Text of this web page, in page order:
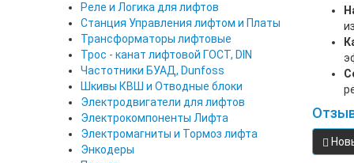
Реле и Логика для лифтов
Станция Управления лифтом и Платы
Трансформаторы лифтовые
Трос - канат лифтовой ГОСТ, DIN
Частотники БУАД, Dunfoss
Шкивы КВШ и Отводные блоки
Электродвигатели для лифтов
Электрокомпоненты Лифта
Электромагниты и Тормоз лифта
Энкодеры